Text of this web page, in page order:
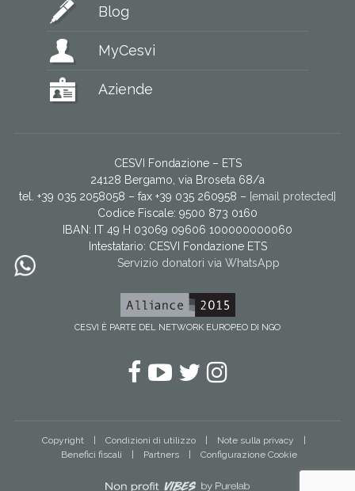
Blog
MyCesvi
Aziende
CESVI Fondazione – ETS
24128 Bergamo, via Broseta 68/a
tel. +39 035 2058058 – fax +39 035 260958 – [email protected]
Codice Fiscale: 9500 873 0160
IBAN: IT 49 H 03069 09606 100000000060
Intestatario: CESVI Fondazione ETS
Servizio donatori via WhatsApp
CESVI È PARTE DEL NETWORK EUROPEO DI NGO
Facebook
YouTube
Twitter
Instagram
Copyright Condizioni di utilizzo
Note sulla privacy
Benefici fiscali
Partners Configurazione Cookie